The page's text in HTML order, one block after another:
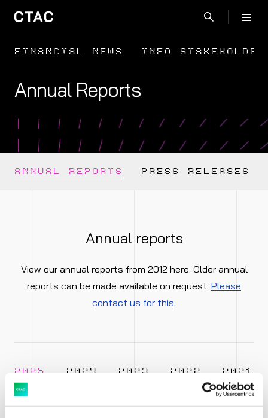
Annual Reports
FINANCIAL NEWS INFO
ANNUAL REPORTS PRESS RELEASES
Annual reports
View our annual reports from 2012 here. Older annual
reports can be made available on request. Please
contact us for this.
2025 2024 2023 2022 2021